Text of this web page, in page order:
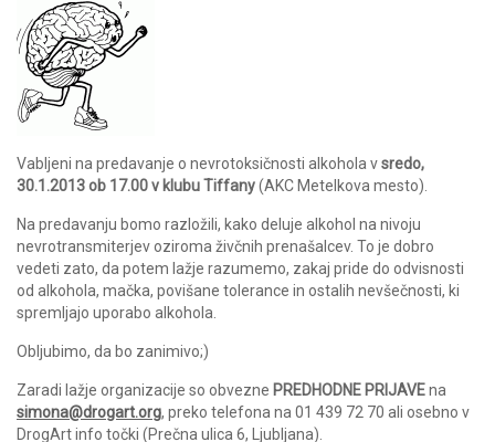
Vabljeni na predavanje o nevrotoksičnosti alkohola vsredo,
30.1.2013 ob 17.00 v klubu Tiffany(AKC Metelkova mesto).
Na predavanju bomo razložili, kako deluje alkohol na nivoju
nevrotransmiterjev oziroma živčnih prenašalcev. To je dobro
vedeti zato, da potem lažje razumemo, zakaj pride do odvisnosti
od alkohola, mačka, povišane tolerance in ostalih nevšečnosti, ki
spremljajo uporabo alkohola.
Obljubimo, da bo zanimivo;)
Zaradi lažje organizacije so obvezne PREDHODNE PRIJAVEna
simona@drogart.org, preko telefona na 01 439 72 70 ali osebno v
DrogArt info točki (Prečna ulica 6, Ljubljana).